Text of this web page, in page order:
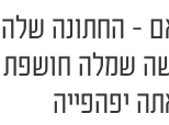
- החתונה שלה
שמלה חושפת
יפהפייה